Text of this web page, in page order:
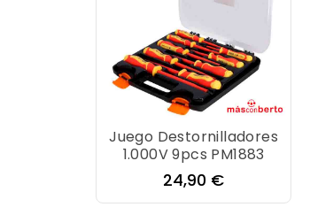
Juego Destornilladores
1.000V 9pcs PM1883
Precio
24,90 €